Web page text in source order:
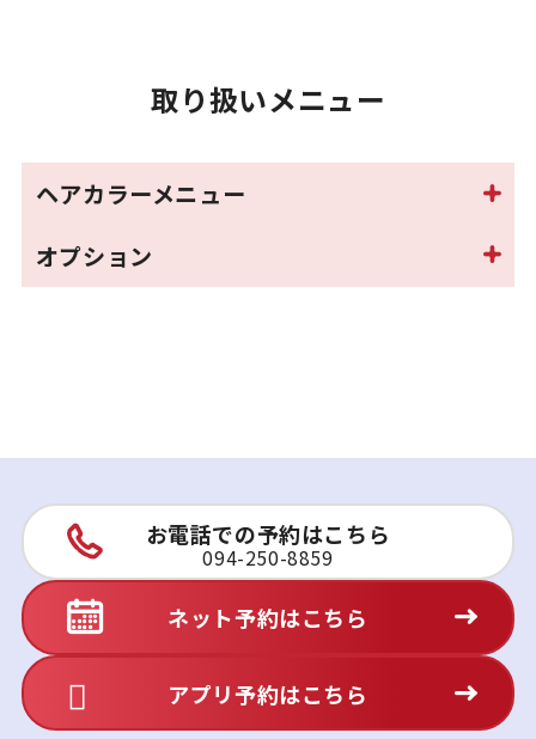
取り扱いメニュー
ヘアカラーメニュー
オプション
お電話での予約はこちら
094-250-8859
ネット予約はこちら
アプリ予約はこちら